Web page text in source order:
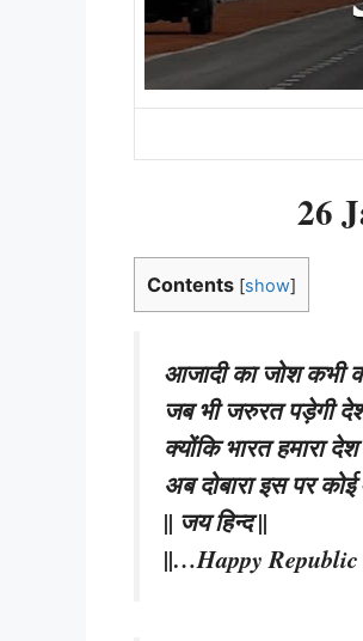
26
Contents [show]
आजादी का जोश कभी
जब भी जरुरत पड़ेगी
क्योंकि भारत हमारा
अब दोबारा इस पर
|| जय हिन्द ||
||…Happy